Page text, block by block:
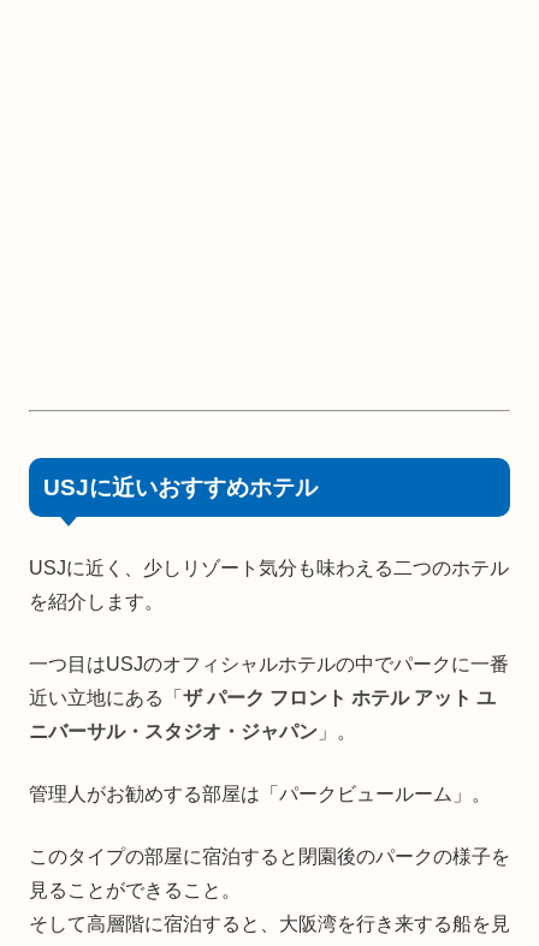
USJに近いおすすめホテル
USJに近く、少しリゾート気分も味わえる二つのホテル
を紹介します。
一つ目はUSJのオフィシャルホテルの中でパークに一番
近い立地にある「 ザ パーク フロント ホテル アット ユ
ニバーサル・スタジオ・ジャパン 」。
管理人がお勧めする部屋は「パークビュールーム」。
このタイプの部屋に宿泊すると閉園後のパークの様子を
見ることができること。
そして高層階に宿泊すると、大阪湾を行き来する船を見